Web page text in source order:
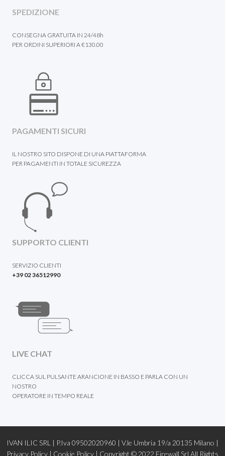
SPEDIZIONE
CONSEGNA GRATUITA IN 24/48h
PER ORDINI SUPERIORI A €130.00
PAGAMENTI SICURI
IL NOSTRO SITO DISPONE DI UNA PIATTAFORMA
PER PAGAMENTI IN TOTALE SICUREZZA
SUPPORTO CLIENTI
SERVIZIO CLIENTI
+39 02 36512990
LIVE CHAT
CLICCA SUL PULSANTE ARANCIONE IN BASSO E PARLA CON UN
NOSTRO
OPERATORE IN TEMPO REALE
IVAN ILIC SRL | P.Iva 09502020960 | V.le Umbria 19/a 20135 Milano |
Privacy Policy | Cookie Policy | Copyright © 2022 Firewall Srl All Rights